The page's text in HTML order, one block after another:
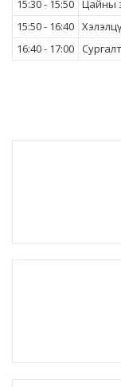
15:30 - 15:50 Цайны
15:50 - 16:40
16:40 - 17:00